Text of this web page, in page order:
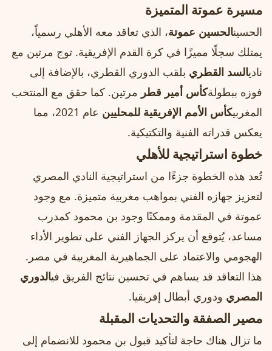
مسيرة عموتة المتميزة
الحسينالحسين عموتة، الذي تعاقد معه الأهلي رسمياً،
يمتلك سجلًا مميزًا في كرة القدم الإفريقية. توج مرتين مع
ناديالسد القطري بلقب الدوري القطري، بالإضافة إلى
فوزه ببطولةكأس أمير قطر مرتين. كما حقق مع المنتخب
المغربيكأس الأمم الإفريقية للمحليين
عام 2021، مما
يعكس قدراته الفنية والتكتيكية.
خطوة استراتيجية للأهلي
تُعد هذه الخطوة جزءًا من استراتيجية النادي المصري
لتعزيز جهازه الفني بمواهب مغربية متميزة. مع وجود
عموتة في المقدمة وممكنًا وجود بن محمود كمدرب
مساعد، يُتوقع أن يركز الجهاز الفني على تطوير الأداء
الهجومي والاعتماد على الجماهيرية المغربية في مصر.
هذا التعاقد قد يساهم في تحسين نتائج الفريق فيالدوري
المصري ودوري أبطال إفريقيا.
مصير الصفقة والتحديات المقبلة
ما تزال هناك حاجة لتأكيد قبول بن محمود للانضمام إلى